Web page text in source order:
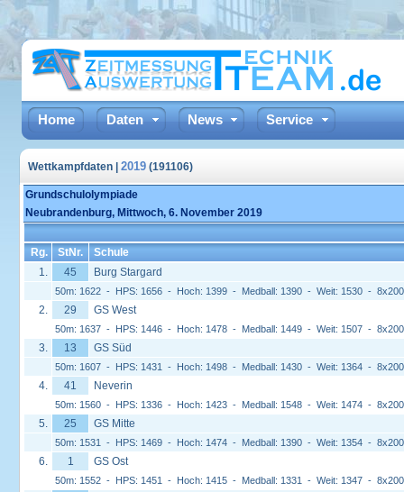
Home Daten News Service
Wettkampfdaten | 2019 (191106)
Grundschulolympiade
Neubrandenburg, Mittwoch, 6. November 2019
Rg. StNr.
Schule
1.
45 Burg Stargard
50m: 1622 - HPS: 1656 - Hoch: 1399 - Medball: 1390 - Weit: 1530 -
2. 29 GS West
50m: 1637 - HPS: 1446 - Hoch: 1478 - Medball: 1449 - Weit: 1507 -
3. 13 GS Süd
50m: 1607 - HPS: 1431 - Hoch: 1498 - Medball: 1430 - Weit: 1364 -
4. 41 Neverin
50m: 1560 - HPS: 1336 - Hoch: 1423 - Medball: 1548 - Weit: 1474 -
5. 25 GS Mitte
50m: 1531 - HPS: 1469 - Hoch: 1474 - Medball: 1390 - Weit: 1354 -
6. 1 GS Ost
50m: 1552 - HPS: 1451 - Hoch: 1415 - Medball: 1331 - Weit: 1347 -